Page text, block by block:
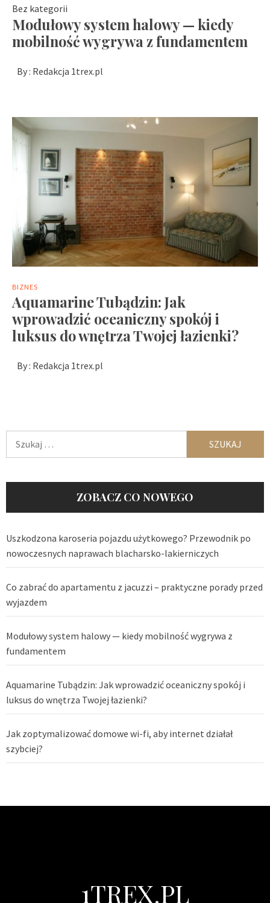
Bez kategorii
Modułowy system halowy — kiedy
mobilność wygrywa z fundamentem
By : Redakcja 1trex.pl
BIZNES
Aquamarine Tubądzin: Jak
wprowadzić oceaniczny spokój i
luksus do wnętrza Twojej łazienki?
By : Redakcja 1trex.pl
Szukaj:
ZOBACZ CO NOWEGO
Uszkodzona karoseria pojazdu użytkowego? Przewodnik po
nowoczesnych naprawach blacharsko-lakierniczych
Co zabrać do apartamentu z jacuzzi – praktyczne porady przed
wyjazdem
Modułowy system halowy — kiedy mobilność wygrywa z
fundamentem
Aquamarine Tubądzin: Jak wprowadzić oceaniczny spokój i
luksus do wnętrza Twojej łazienki?
Jak zoptymalizować domowe wi-fi, aby internet działał
szybciej?
1TREX.PL